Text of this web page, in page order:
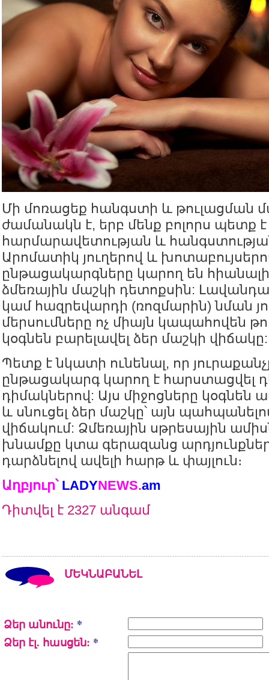
Մի մոռացեք հանգստի և թուլացման
ժամանակն է, երբ մենք բոլորս պետք է
հարմարավետության և
Արոմատիկ յուղերով և
ընթացակարգները կարող են հիանալի
ձմեռային մաշկի դետոքսին:
կամ հազրեվարդի (ռոզմարին) նման
մերսումները ոչ միայն կապահովեն
կօգնեն բարելավել ձեր մաշկի վիճակը:
Պետք է նկատի ունենալ, որ
ընթացակարգ կարող է հարստացվել
դիմակներով: Այս միջոցները կօգնեն
և սնուցել ձեր մաշկը՝ այն
վիճակում: Ձմեռային սթրեսային
խնամքը կտա գերազանց
դարձնելով ավելի հարթ և փայլուն։
Աղբյուր՝ LADYNEWS.am
Դիտվել է 2327 անգամ
ՄԵԿՆԱԲԱՆԵԼ
Ձեր անունը: *
Ձեր էլ. հասցեն: *